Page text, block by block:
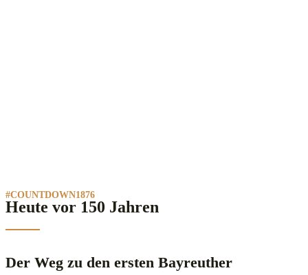
#COUNTDOWN1876
Heute vor 150 Jahren
Der Weg zu den ersten Bayreuther